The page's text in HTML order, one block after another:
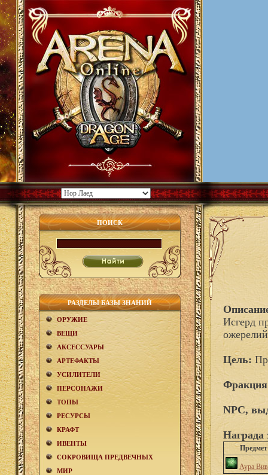
ПОИСК
РАЗДЕЛЫ БАЗЫ ЗНАНИЙ
ОРУЖИЕ
ВЕЩИ
АКCЕСCУАРЫ
АРТЕФАКТЫ
УСИЛИТЕЛИ
ПЕРСОНАЖИ
ТОПЫ
РЕСУРСЫ
КРАФТ
ИВЕНТЫ
СОКРОВИЩА ПРЕДВЕЧНЫХ
МИР
Исгерд
Цель:
NPC,
Награда
Предмет
Аура